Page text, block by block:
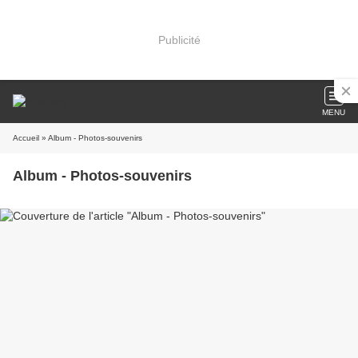
Publicité
MENU
Accueil » Album - Photos-souvenirs
Album - Photos-souvenirs